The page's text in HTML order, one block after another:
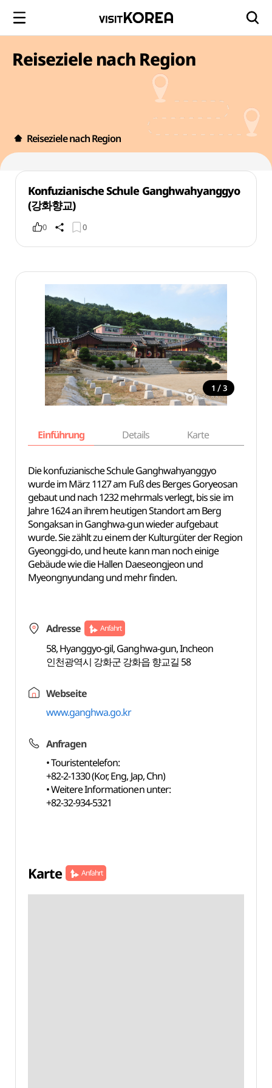
Reiseziele nach Region
Reiseziele nach Region
Konfuzianische Schule Ganghwahyanggyo
(강화향교)
0 0
1 / 3
Einführung Details Karte
Die konfuzianische Schule Ganghwahyanggyo
wurde im März 1127 am Fuß des Berges Goryeosan
gebaut und nach 1232 mehrmals verlegt, bis sie im
Jahre 1624 an ihrem heutigen Standort am Berg
Songaksan in Ganghwa-gun wieder aufgebaut
wurde. Sie zählt zu einem der Kulturgüter der Region
Gyeonggi-do, und heute kann man noch einige
Gebäude wie die Hallen Daeseongjeon und
Myeongnyundang und mehr finden.
Adresse Anfahrt
58, Hyanggyo-gil, Ganghwa-gun, Incheon
인천광역시 강화군 강화읍 향교길 58
Webseite
www.ganghwa.go.kr
Anfragen
• Touristentelefon:
+82-2-1330 (Kor, Eng, Jap, Chn)
• Weitere Informationen unter:
+82-32-934-5321
Karte Anfahrt